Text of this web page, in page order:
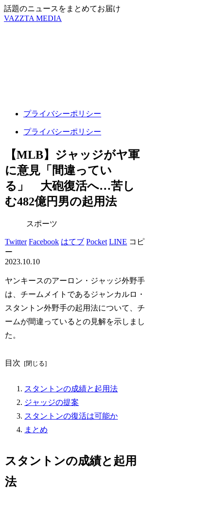
話題のニュースをまとめてお届け
VAZZTA MEDIA
プライバシーポリシー
プライバシーポリシー
【MLB】ジャッジがヤ軍
に意見「間違ってい
る」 大砲復活へ…苦し
む482億円男の起用法
スポーツ
Twitter Facebook はてブ Pocket LINE コピ
ー
2023.10.10
ヤンキースのアーロン・ジャッジ外野手
は、チームメイトであるジャンカルロ・
スタントン外野手の起用法について、チ
ームが間違っているとの見解を示しまし
た。
目次
スタントンの成績と起用法
ジャッジの提案
スタントンの復活は可能か
まとめ
スタントンの成績と起用
法